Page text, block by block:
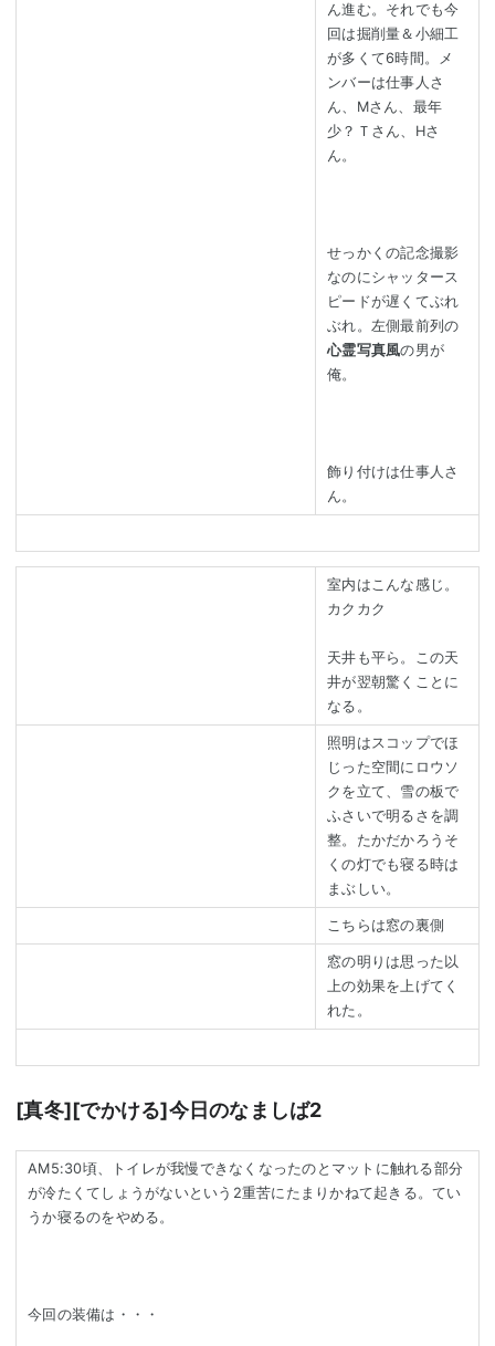
ん進む。それでも今
回は掘削量＆小細工
が多くて6時間。メ
ンバーは仕事人さ
ん、Mさん、最年
少？Ｔさん、Hさ
ん。
せっかくの記念撮影
なのにシャッタース
ピードが遅くてぶれ
ぶれ。左側最前列の
心霊写真風の男が
俺。
飾り付けは仕事人さ
ん。
室内はこんな感じ。
カクカク
天井も平ら。この天
井が翌朝驚くことに
なる。
照明はスコップでほ
じった空間にロウソ
クを立て、雪の板で
ふさいで明るさを調
整。たかだかろうそ
くの灯でも寝る時は
まぶしい。
こちらは窓の裏側
窓の明りは思った以
上の効果を上げてく
れた。
[真冬][でかける]今日のなましば2
AM5:30頃、トイレが我慢できなくなったのとマットに触れる部分
が冷たくてしょうがないという2重苦にたまりかねて起きる。てい
うか寝るのをやめる。
今回の装備は・・・